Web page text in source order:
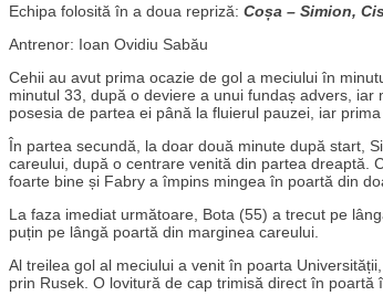
Echipa folosită în a doua repriză: Coșa – Simion,
Antrenor: Ioan Ovidiu Sabău
Cehii au avut prima ocazie de gol a meciului în
minutul 33, după o deviere a unui fundaș advers,
posesia de partea ei până la fluierul pauzei, iar
În partea secundă, la doar două minute după start,
careului, după o centrare venită din partea dreaptă.
foarte bine și Fabry a împins mingea în poartă din
La faza imediat următoare, Bota (55) a trecut pe
puțin pe lângă poartă din marginea careului.
Al treilea gol al meciului a venit în poarta
prin Rusek. O lovitură de cap trimisă direct în